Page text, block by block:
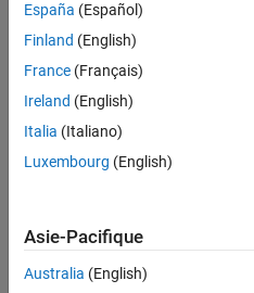
España (Español)
Finland (English)
France (Français)
Ireland (English)
Italia (Italiano)
Luxembourg (English)
Asie-Pacifique
Australia (English)